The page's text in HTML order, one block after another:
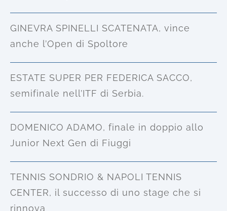
GINEVRA SPINELLI SCATENATA, vince
anche l’Open di Spoltore
ESTATE SUPER PER FEDERICA SACCO,
semifinale nell’ITF di Serbia.
DOMENICO ADAMO, finale in doppio allo
Junior Next Gen di Fiuggi
TENNIS SONDRIO & NAPOLI TENNIS
CENTER, il successo di uno stage che si
rinnova